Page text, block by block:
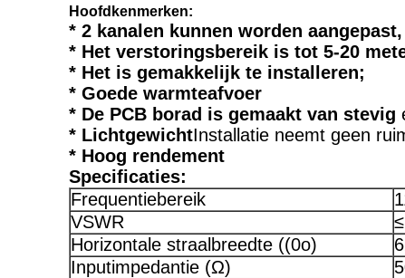
Hoofdkenmerken:
* 2 kanalen kunnen worden
* Het verstoringsbereik is tot 5-20
* Het is gemakkelijk te installeren;
* Goede warmteafvoer
* De PCB borad is gemaakt van stevig
* LichtgewichtInstallatie neemt geen
* Hoog rendement
Specificaties:
Frequentiebereik
VSWR
Horizontale straalbreedte ((0o)
Inputimpedantie (Ω)